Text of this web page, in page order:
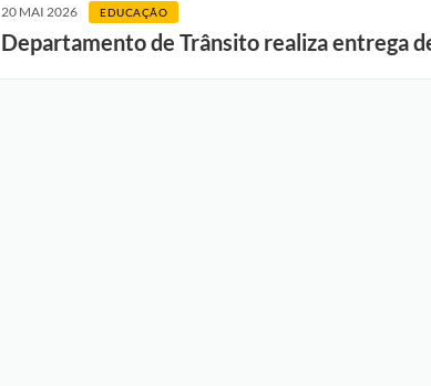
20 MAI 2026 EDUCAÇÃO
Departamento de Trânsito realiza entrega